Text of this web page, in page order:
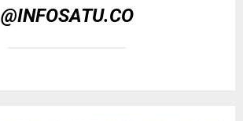
@INFOSATU.CO